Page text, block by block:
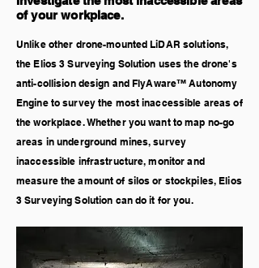
of your workplace.
Unlike other drone-mounted LiDAR solutions,
the Elios 3 Surveying Solution uses the drone's
anti-collision design and FlyAware™ Autonomy
Engine to survey the most inaccessible areas of
the workplace. Whether you want to map no-go
areas in underground mines, survey
inaccessible infrastructure, monitor and
measure the amount of silos or stockpiles, Elios
3 Surveying Solution can do it for you.